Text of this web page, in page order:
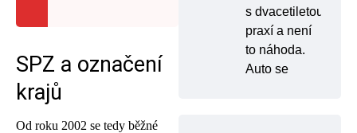
SPZ a označení
krajů
Od roku 2002 se tedy běžné
s dvacetiletou
praxí a není
to náhoda.
Auto se